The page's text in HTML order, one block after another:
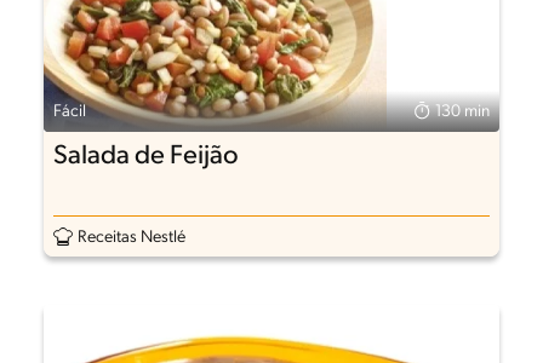
Fácil 130 min
Salada de Feijão
Receitas Nestlé